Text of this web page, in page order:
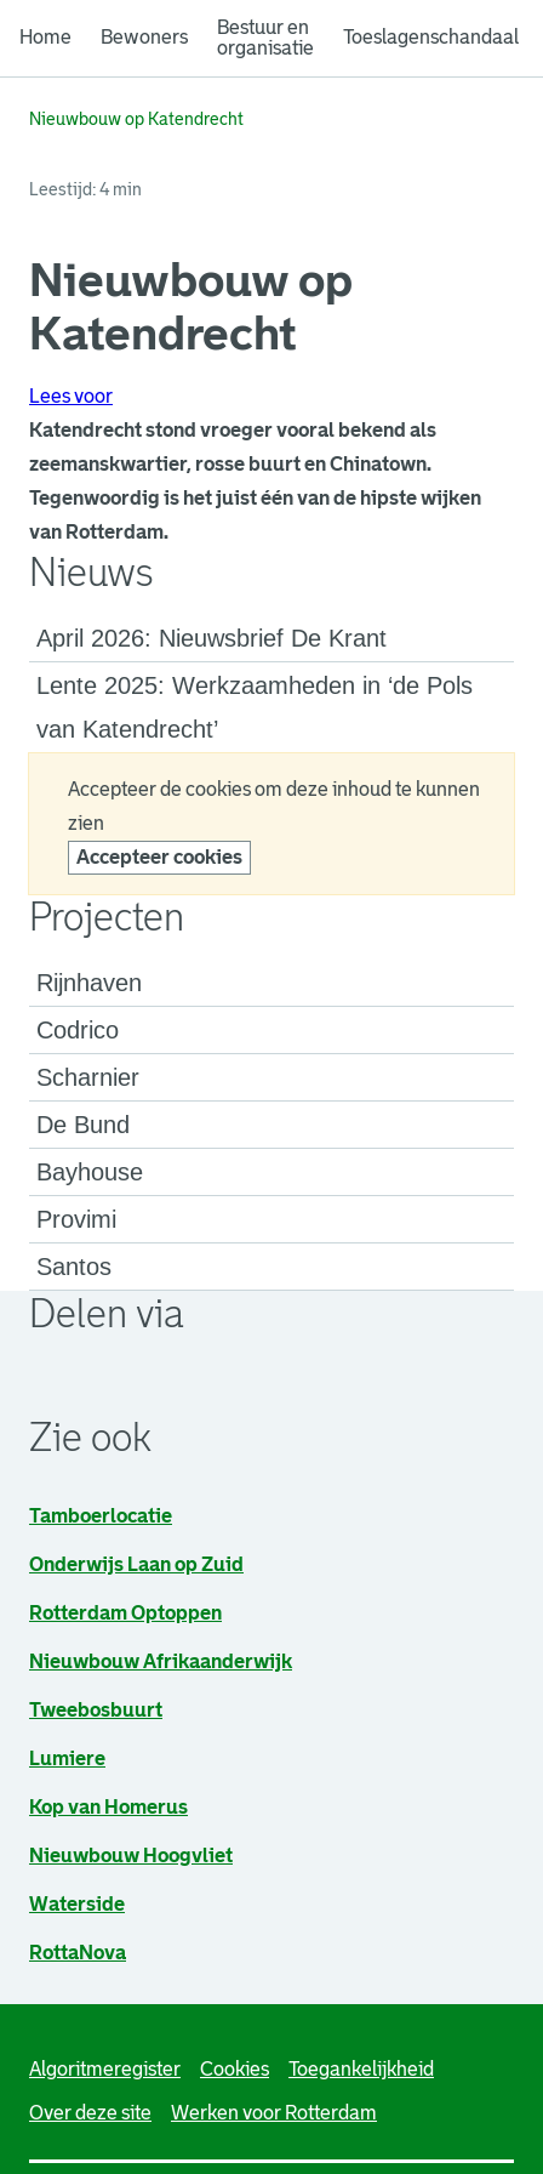
Home Bewoners
Bestuur en
organisatie
Toeslagenschandaal
Nieuwbouw op Katendrecht
Leestijd: 4 min
Nieuwbouw op
Katendrecht
Lees voor
Katendrecht stond vroeger vooral bekend als
zeemanskwartier, rosse buurt en Chinatown.
Tegenwoordig is het juist één van de hipste wijken
van Rotterdam.
Nieuws
April 2026: Nieuwsbrief De Krant
Lente 2025: Werkzaamheden in ‘de Pols
van Katendrecht’
Accepteer de cookies om deze inhoud te kunnen
zien
Accepteer cookies
Projecten
Rijnhaven
Codrico
Scharnier
De Bund
Bayhouse
Provimi
Santos
Delen via
Zie ook
Tamboerlocatie
Onderwijs Laan op Zuid
Rotterdam Optoppen
Nieuwbouw Afrikaanderwijk
Tweebosbuurt
Lumiere
Kop van Homerus
Nieuwbouw Hoogvliet
Waterside
RottaNova
Algoritmeregister Cookies Toegankelijkheid
Over deze site Werken voor Rotterdam